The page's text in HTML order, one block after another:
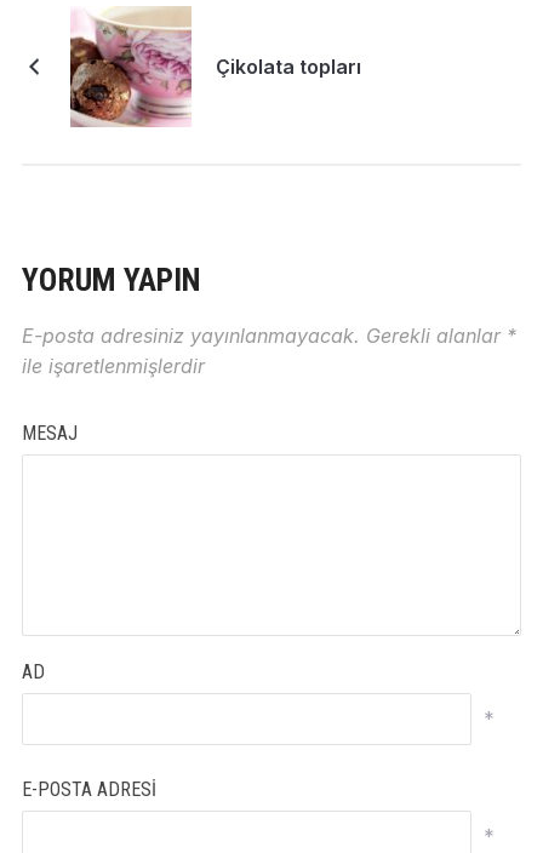
Çikolata topları
YORUM YAPIN
E-posta adresiniz yayınlanmayacak. Gerekli alanlar *
ile işaretlenmişlerdir
MESAJ
AD
*
E-POSTA ADRESI
*